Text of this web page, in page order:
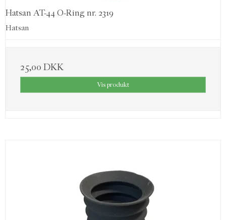
Hatsan AT-44 O-Ring nr. 2319
Hatsan
25,00 DKK
Vis produkt